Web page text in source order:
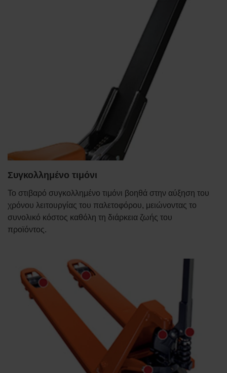
Συγκολλημένο τιμόνι
Το στιβαρό συγκολλημένο τιμόνι βοηθά στην αύξηση του
χρόνου λειτουργίας του παλετοφόρου, μειώνοντας το
συνολικό κόστος καθόλη τη διάρκεια ζωής του
προϊόντος.